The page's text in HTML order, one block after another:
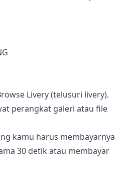
Livery (telusuri livery).
perangkat galeri atau file
kamu harus membayarnya
30 detik atau membayar